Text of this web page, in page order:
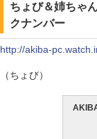
ちょび＆姉ちゃ
クナンバー
http://akiba-
（ちょび）